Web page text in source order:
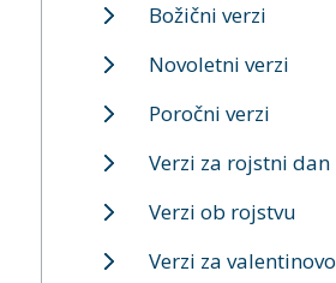
Božični verzi
Novoletni verzi
Poročni verzi
Verzi za rojstni dan
Verzi ob rojstvu
Verzi za valentinovo